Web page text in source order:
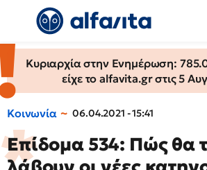
Κυριαρχία στην Ενημέρωση:
είχε το alfavita.gr στις 5
Κοινωνία 06.04.2021 - 15:41
Επίδομα 534: Πώς θα